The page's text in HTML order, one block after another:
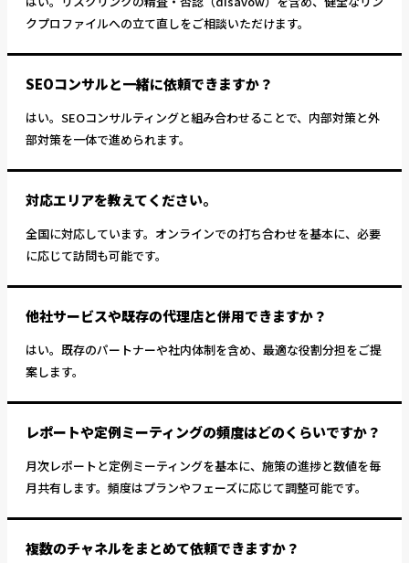
クプロファイルへの立て直しをご相談いただけます。
SEOコンサルと一緒に依頼できますか？
はい。SEOコンサルティングと組み合わせることで、内部対策と外
部対策を一体で進められます。
対応エリアを教えてください。
全国に対応しています。オンラインでの打ち合わせを基本に、必要
に応じて訪問も可能です。
他社サービスや既存の代理店と併用できますか？
はい。既存のパートナーや社内体制を含め、最適な役割分担をご提
案します。
レポートや定例ミーティングの頻度はどのくらいですか？
月次レポートと定例ミーティングを基本に、施策の進捗と数値を毎
月共有します。頻度はプランやフェーズに応じて調整可能です。
複数のチャネルをまとめて依頼できますか？